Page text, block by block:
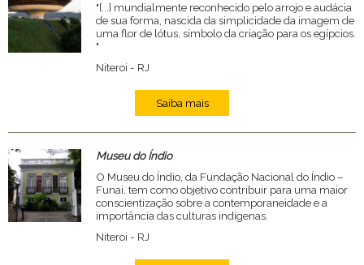
"[...] mundialmente reconhecido pelo arrojo e audácia
de sua forma, nascida da simplicidade da imagem de
uma flor de lótus, símbolo da criação para os egípcios.
"
Niteroi - RJ
Saiba mais
Museu do Índio
O Museu do Índio, da Fundação Nacional do Índio –
Funai, tem como objetivo contribuir para uma maior
conscientização sobre a contemporaneidade e a
importância das culturas indígenas.
Niteroi - RJ